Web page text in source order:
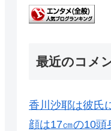
最近のコメ
香川沙耶は彼氏
顔は17㎝の10頭